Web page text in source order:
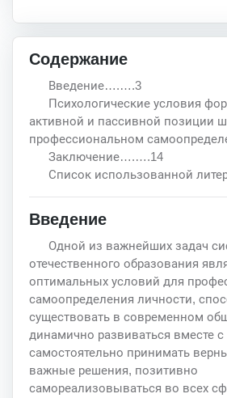
Содержание
Введение….….3
Психологические условия
активной и пассивной позиции
профессиональном
Заключение….….14
Список использованной
Введение
Одной из важнейших задач
отечественного образования
оптимальных условий для
самоопределения личности,
существовать в современном
динамично развиваться вместе
самостоятельно принимать
важные решения, позитивно
самореализовываться во всех